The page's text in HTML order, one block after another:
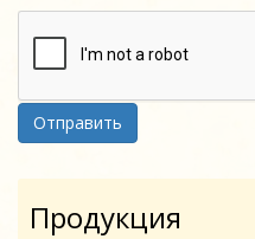
Отправить
Продукция